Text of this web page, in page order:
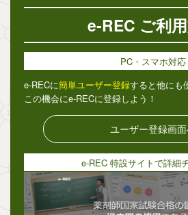
e-REC ご利
PC・スマホ対応
e-RECに簡単ユーザー登録すると他にも
この機会にe-RECに登録しよう！
ユーザー登録画
e-REC 特設サイトで詳細